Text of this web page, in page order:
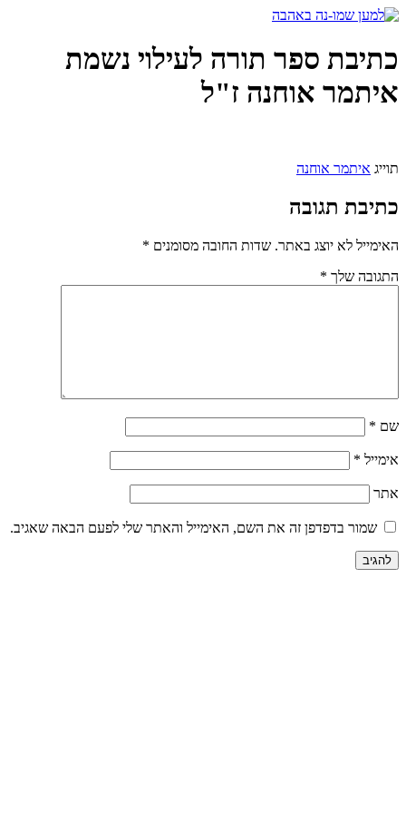
דלג
כתיבת ספר תורה לעילוי נשמת
איתמר אוחנה ז"ל
תוייג איתמר אוחנה
כתיבת תגובה
האימייל לא יוצג באתר. שדות החובה מסומנים *
התגובה שלך *
שם *
אימייל *
אתר
שמור בדפדפן זה את השם, האימייל והאתר שלי לפעם הבאה שאגיב.